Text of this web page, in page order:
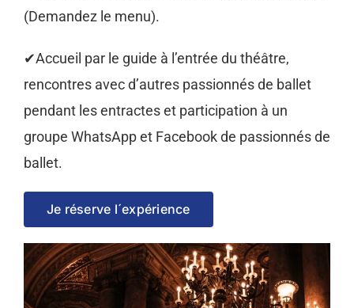
(Demandez le menu).
✔Accueil par le guide à l’entrée du théâtre,
rencontres avec d’autres passionnés de ballet
pendant les entractes et participation à un
groupe WhatsApp et Facebook de passionnés de
ballet.
Je réserve l´expérience